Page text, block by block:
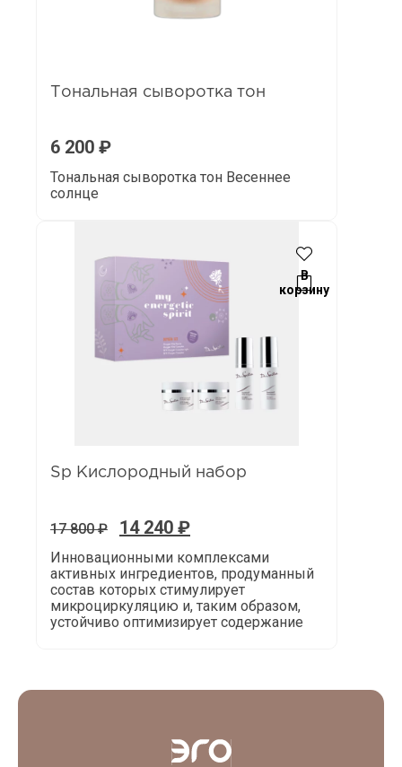
Тональная сыворотка тон
6 200 ₽
Тональная сыворотка тон Весеннее
солнце
В
корзину
Sp Кислородный набор
17 800₽ 14 240 ₽
Инновационными комплексами
активных ингредиентов, продуманный
состав которых стимулирует
микроциркуляцию и, таким образом,
устойчиво оптимизирует содержание